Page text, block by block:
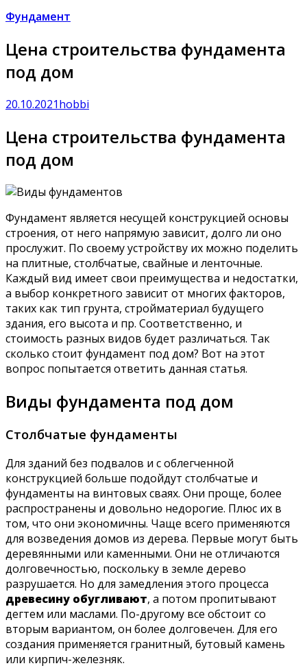
Фундамент
Цена строительства фундамента
под дом
20.10.2021hobbi
Цена строительства фундамента
под дом
Фундамент является несущей конструкцией основы
строения, от него напрямую зависит, долго ли оно
прослужит. По своему устройству их можно поделить
на плитные, столбчатые, свайные и ленточные.
Каждый вид имеет свои преимущества и недостатки,
а выбор конкретного зависит от многих факторов,
таких как тип грунта, стройматериал будущего
здания, его высота и пр. Соответственно, и
стоимость разных видов будет различаться. Так
сколько стоит фундамент под дом? Вот на этот
вопрос попытается ответить данная статья.
Виды фундамента под дом
Столбчатые фундаменты
Для зданий без подвалов и с облегченной
конструкцией больше подойдут столбчатые и
фундаменты на винтовых сваях. Они проще, более
распространены и довольно недорогие. Плюс их в
том, что они экономичны. Чаще всего применяются
для возведения домов из дерева. Первые могут быть
деревянными или каменными. Они не отличаются
долговечностью, поскольку в земле дерево
разрушается. Но для замедления этого процесса
древесину обугливают, а потом пропитывают
дегтем или маслами. По-другому все обстоит со
вторым вариантом, он более долговечен. Для его
создания применяется гранитный, бутовый камень
или кирпич-железняк.